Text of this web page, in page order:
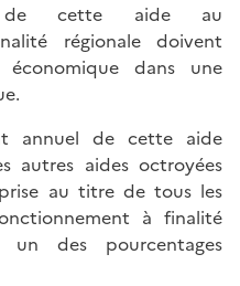
de cette aide au
régionale doivent
dans une
annuel de cette aide
autres aides octroyées
au titre de tous les
à finalité
un des pourcentages